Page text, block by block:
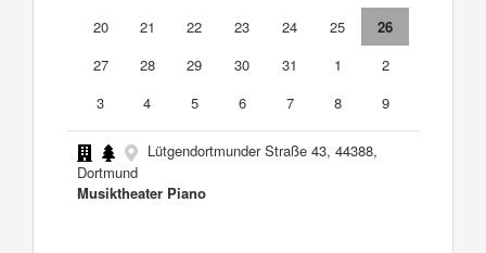
20
21 22 23 24 25
26
27
28 29 30 31 1
2
3
4 5 6 7 8 9
Lütgendortmunder Straße 43, 44388,
Dortmund
Musiktheater Piano